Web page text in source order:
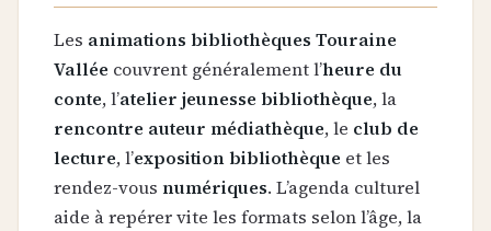
Les animations bibliothèques Touraine
Vallée couvrent généralement l’heure du
conte, l’atelier jeunesse bibliothèque, la
rencontre auteur médiathèque, le club de
lecture, l’exposition bibliothèque et les
rendez-vous numériques. L’agenda culturel
aide à repérer vite les formats selon l’âge, la